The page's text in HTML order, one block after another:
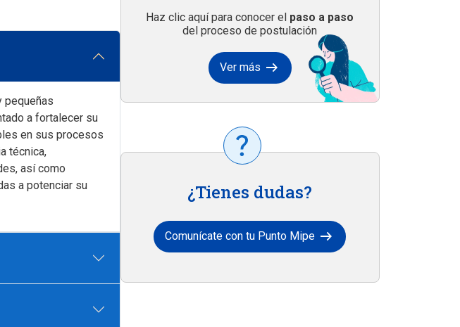
pequeñas
a fortalecer su
en sus procesos
técnica,
así como
a potenciar su
Haz clic aquí para conocer el paso a paso
del proceso de postulación
Ver más arrow_right_alt
¿Tienes dudas?
Comunícate con tu Punto Mipe arrow_right_alt